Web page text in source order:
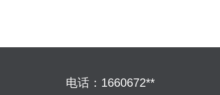
电话：1660672**